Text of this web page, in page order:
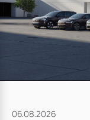
06.08.2026